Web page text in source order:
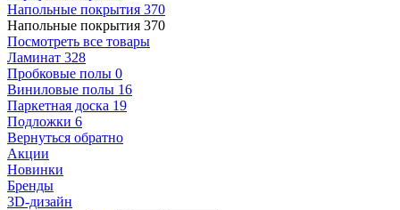
Напольные покрытия 370
Напольные покрытия 370
Посмотреть все товары
Ламинат 328
Пробковые полы 0
Виниловые полы 16
Паркетная доска 19
Подложки 6
Вернуться обратно
Акции
Новинки
Бренды
3D-дизайн